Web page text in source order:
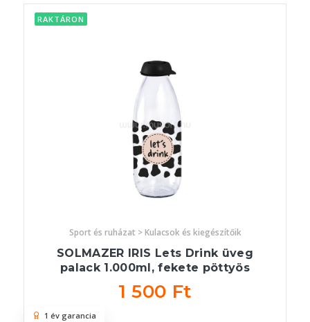
RAKTÁRON
Sport és ruházat > Kulacsok és kiegészítőik
SOLMAZER IRIS Lets Drink üveg
palack 1.000ml, fekete pöttyös
1 500 Ft
1 év garancia